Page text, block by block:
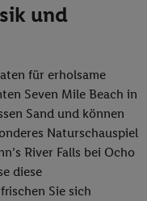
und
für erholsame
Seven Mile Beach in
Sand und können
Naturschauspiel
River Falls bei Ocho
diese
Sie sich